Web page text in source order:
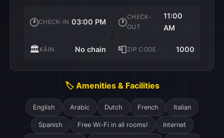
🕐CHECK-IN 03:00 PM 🕐CHECK-
OUT
11:00
AM
🏛️KÄIN No chain 📮ZIP CODE 1000
🏷️ Amenities & Facilities
English Arabic Dutch French Italian
Spanish Free Wi-Fi in all rooms! Internet